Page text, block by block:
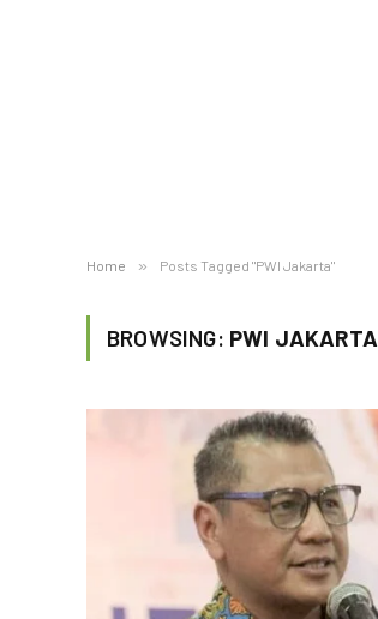
Home » Posts Tagged "PWI Jakarta"
BROWSING: PWI JAKARTA